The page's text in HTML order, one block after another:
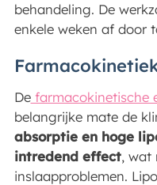
behandeling. De
enkele weken af door
Defarmacokinetische
belangrijke mate de
absorptie en hoge
intredend effect, wat
inslaapproblemen.